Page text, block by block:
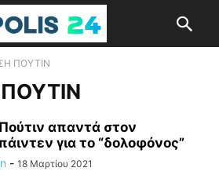
ΠΟΥΤΙΝ
απαντά στον
για το “δολοφόνος”
- 18 Μαρτίου 2021